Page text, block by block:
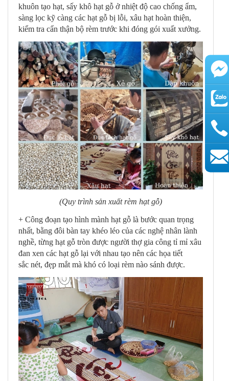
khuôn tạo hạt, sấy khô hạt gỗ ở nhiệt độ cao chống ẩm,
sàng lọc kỹ càng các hạt gỗ bị lỗi, xâu hạt hoàn thiện,
kiểm tra cẩn thận bộ rèm trước khi đóng gói xuất xưởng.
(Quy trình sản xuất rèm hạt gỗ)
+ Công đoạn tạo hình mành hạt gỗ là bước quan trọng
nhất, bằng đôi bàn tay khéo léo của các nghệ nhân lành
nghề, từng hạt gỗ tròn được người thợ gia công tỉ mỉ xâu
đan xen các hạt gỗ lại với nhau tạo nên các họa tiết
sắc nét, đẹp mắt mà khó có loại rèm nào sánh được.